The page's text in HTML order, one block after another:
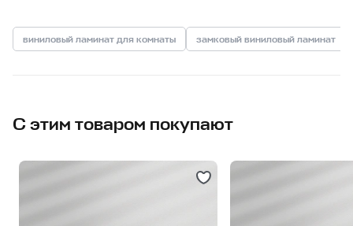
виниловый ламинат для комнаты замковый виниловый ламинат
С этим товаром покупают